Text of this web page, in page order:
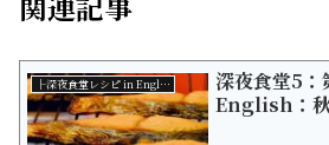
├深夜食堂レシピ in English
深夜食堂5
English：